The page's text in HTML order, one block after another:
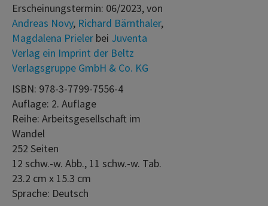
Erscheinungstermin: 06/2023, von
Andreas Novy, Richard Bärnthaler,
Magdalena Prieler bei Juventa
Verlag ein Imprint der Beltz
Verlagsgruppe GmbH & Co. KG
ISBN: 978-3-7799-7556-4
Auflage: 2. Auflage
Reihe: Arbeitsgesellschaft im
Wandel
252 Seiten
12 schw.-w. Abb., 11 schw.-w. Tab.
23.2 cm x 15.3 cm
Sprache: Deutsch